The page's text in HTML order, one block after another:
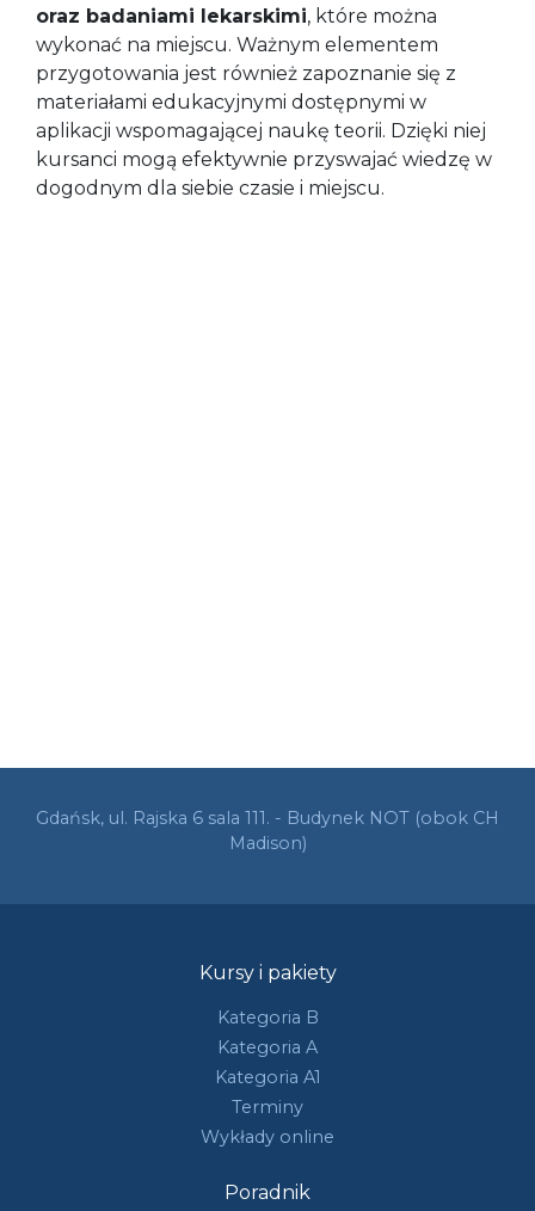
oraz badaniami lekarskimi, które można
wykonać na miejscu. Ważnym elementem
przygotowania jest również zapoznanie się z
materiałami edukacyjnymi dostępnymi w
aplikacji wspomagającej naukę teorii. Dzięki niej
kursanci mogą efektywnie przyswajać wiedzę w
dogodnym dla siebie czasie i miejscu.
Gdańsk, ul. Rajska 6 sala 111. - Budynek NOT (obok CH
Madison)
Kursy i pakiety
Kategoria B
Kategoria A
Kategoria A1
Terminy
Wykłady online
Poradnik